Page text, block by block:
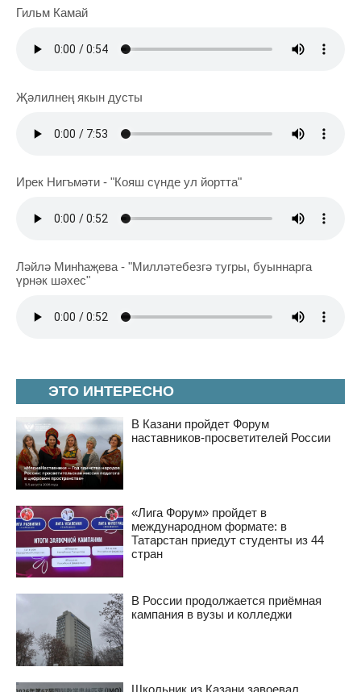
ЭТО ИНТЕРЕСНО
В Казани пройдет Форум
наставников-просветителей России
«Лига Форум» пройдет в
международном формате: в
Татарстан приедут студенты из 44
стран
В России продолжается приёмная
кампания в вузы и колледжи
Школьник из Казани завоевал
Гильм Камай
Җәлилнең якын дусты
Ирек Нигъмәти - "Кояш сүнде ул йортта"
Ләйлә Минһаҗева - "Милләтебезгә тугры, буыннарга
үрнәк шәхес"